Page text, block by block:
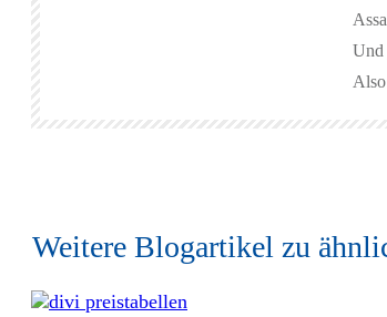
Und
Weitere Blogartikel zu